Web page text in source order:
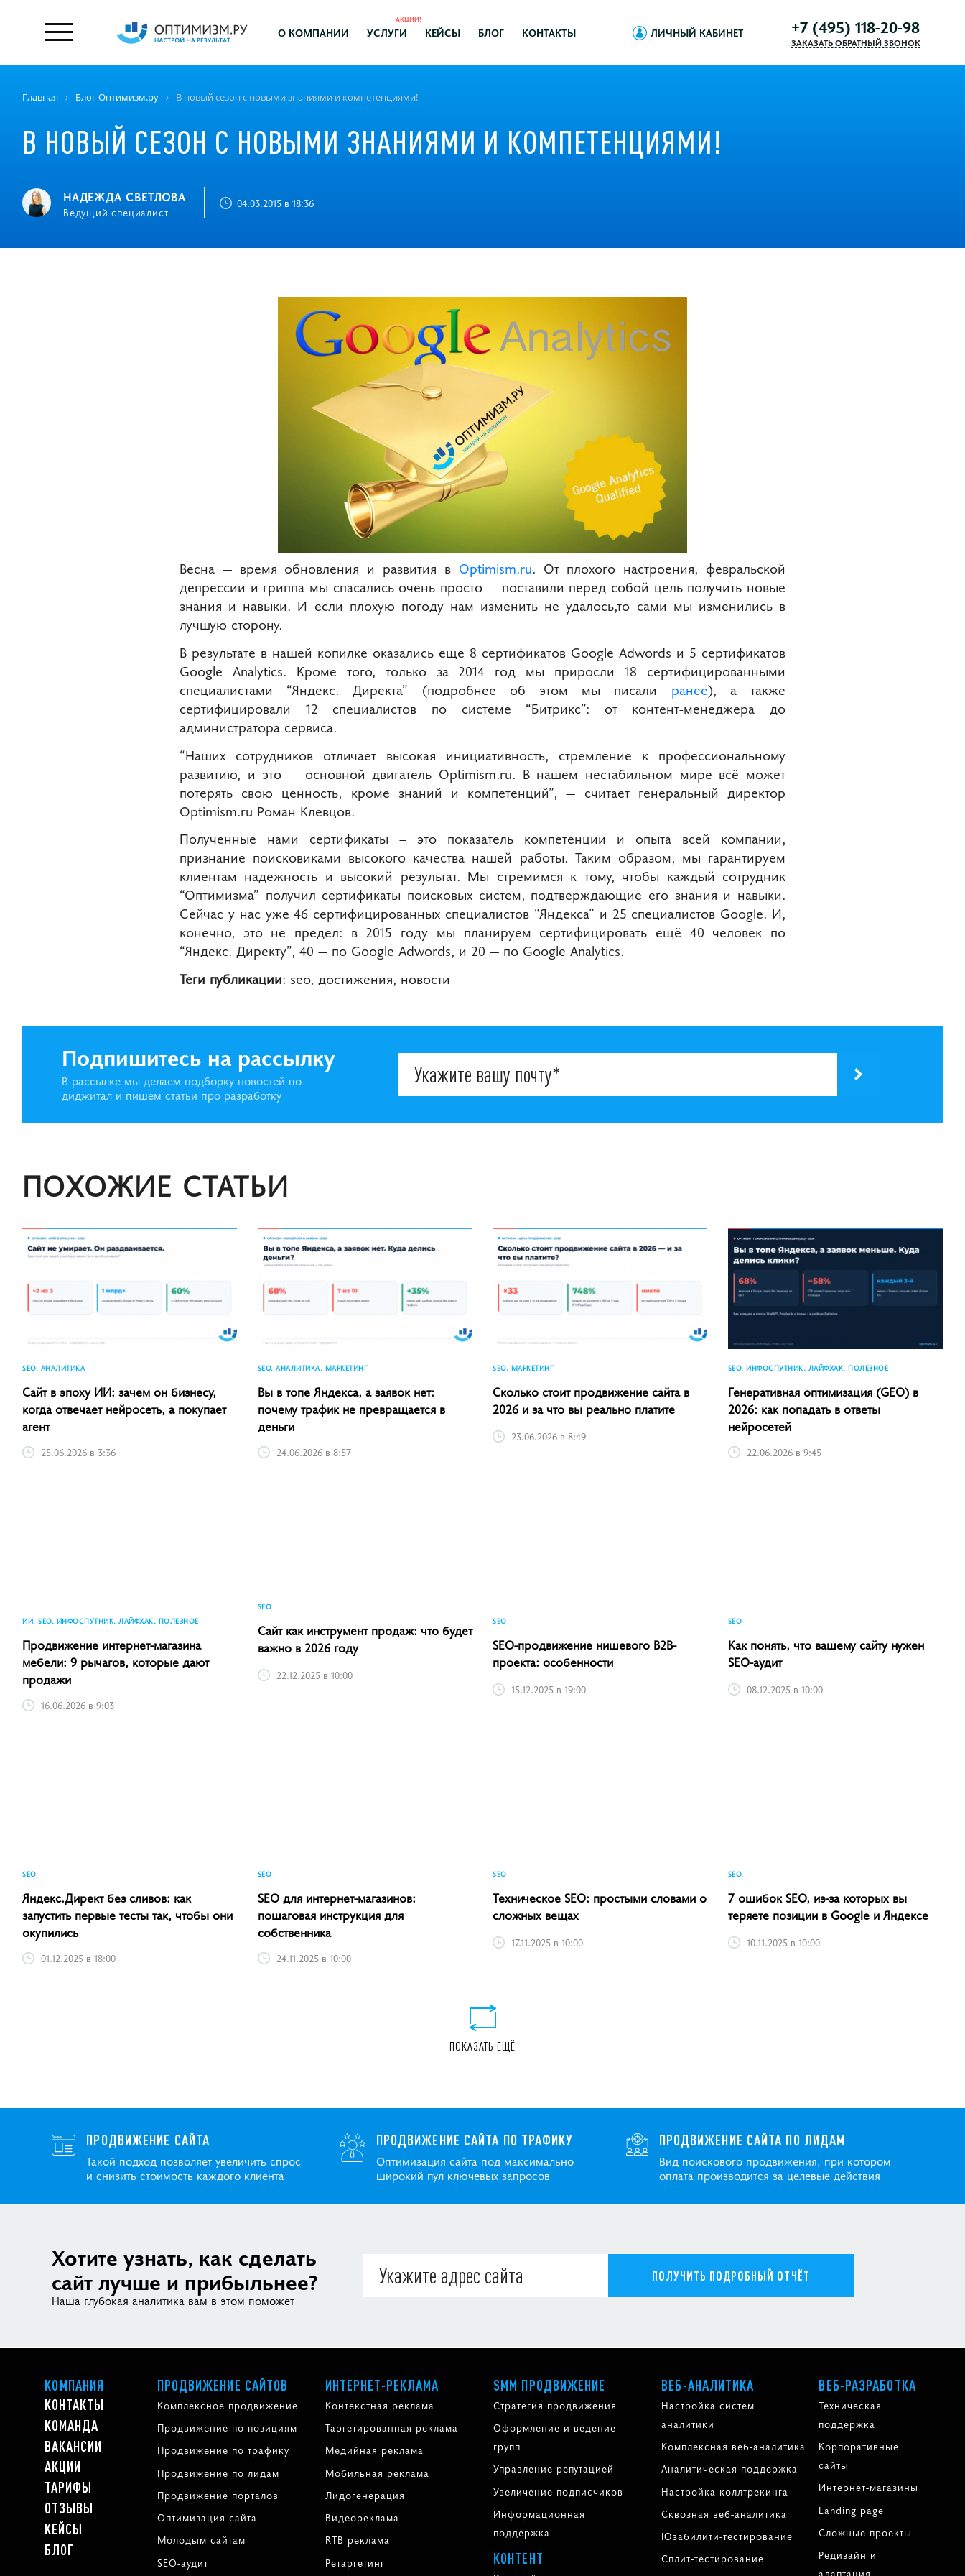
О КОМПАНИИ УСЛУГИ
АКЦИИ!
КЕЙСЫ БЛОГ КОНТАКТЫ ЛИЧНЫЙ КАБИНЕТ +7 (495) 118-20-98
ЗАКАЗАТЬ ОБРАТНЫЙ ЗВОНОК
Главная Блог Оптимизм.ру В новый сезон с новыми знаниями и компетенциями!
В НОВЫЙ СЕЗОН С НОВЫМИ ЗНАНИЯМИ И КОМПЕТЕНЦИЯМИ!
НАДЕЖДА СВЕТЛОВА
Ведущий специалист
04.03.2015 в 18:36
Весна ― время обновления и развития в Optimism.ru. От плохого настроения, февральской
депрессии и гриппа мы спасались очень просто ― поставили перед собой цель получить новые
знания и навыки. И если плохую погоду нам изменить не удалось,то сами мы изменились в
лучшую сторону.
В результате в нашей копилке оказались еще 8 сертификатов Google Adwords​ и 5 сертификатов
Google Analytics​. Кроме того, только за 2014 год мы приросли 18 сертифицированными
специалистами “Яндекс. Директа” (подробнее об этом мы писали ранее), а также
сертифицировали 12 специалистов по системе “Битрикс”: от контент-менеджера до
администратора сервиса.
“Наших сотрудников отличает высокая инициативность, стремление к профессиональному
развитию, и это ― основной двигатель Optimism.ru. В нашем нестабильном мире всё может
потерять свою ценность, кроме знаний и компетенций”, ― считает генеральный директор
Optimism.ru Роман Клевцов.
Полученные нами сертификаты – это показатель компетенции и опыта всей компании,
признание поисковиками высокого качества нашей работы. Таким образом, мы гарантируем
клиентам надежность и высокий результат. Мы стремимся к тому, чтобы каждый сотрудник
“Оптимизма” получил сертификаты поисковых систем, подтверждающие его знания и навыки.
Сейчас у нас уже 46 сертифицированных специалистов “Яндекса” и 25 специалистов Google. И,
конечно, это не предел: в 2015 году мы планируем сертифицировать ещё 40 человек по
“Яндекс. Директу”, 40 ― по Google Adwords, и 20 ― по Google Analytics.
Теги публикации: seo, достижения, новости
Подпишитесь на рассылку
В рассылке мы делаем подборку новостей по
диджитал и пишем статьи про разработку
ПОХОЖИЕ СТАТЬИ
SEO, АНАЛИТИКА
Сайт в эпоху ИИ: зачем он бизнесу,
когда отвечает нейросеть, а покупает
агент
25.06.2026 в 3:36
SEO, АНАЛИТИКА, МАРКЕТИНГ
Вы в топе Яндекса, а заявок нет:
почему трафик не превращается в
деньги
24.06.2026 в 8:57
SEO, МАРКЕТИНГ
Сколько стоит продвижение сайта в
2026 и за что вы реально платите
23.06.2026 в 8:49
SEO, ИНФОСПУТНИК, ЛАЙФХАК, ПОЛЕЗНОЕ
Генеративная оптимизация (GEO) в
2026: как попадать в ответы
нейросетей
22.06.2026 в 9:45
ИИ, SEO, ИНФОСПУТНИК, ЛАЙФХАК, ПОЛЕЗНОЕ
Продвижение интернет-магазина
мебели: 9 рычагов, которые дают
продажи
16.06.2026 в 9:03
Сайт как инструмент продаж: что будет
важно в 2026 году
SEO
SEO-продвижение нишевого B2B-
проекта: особенности
15.12.2025 в 19:00
SEO
Как понять, что вашему сайту нужен
SEO-аудит
08.12.2025 в 10:00
SEO
Яндекс.Директ без сливов: как
запустить первые тесты так, чтобы они
окупились
01.12.2025 в 18:00
SEO
SEO для интернет-магазинов:
пошаговая инструкция для
собственника
24.11.2025 в 10:00
SEO
Техническое SEO: простыми словами о
сложных вещах
17.11.2025 в 10:00
SEO
7 ошибок SEO, из-за которых вы
теряете позиции в Google и Яндексе
10.11.2025 в 10:00
ПОКАЗАТЬ ЕЩЁ
ПРОДВИЖЕНИЕ САЙТА
Такой подход позволяет увеличить спрос
и снизить стоимость каждого клиента
ПРОДВИЖЕНИЕ САЙТА ПО ТРАФИКУ
Оптимизация сайта под максимально
широкий пул ключевых запросов
ПРОДВИЖЕНИЕ САЙТА ПО ЛИДАМ
Вид поискового продвижения, при котором
оплата производится за целевые действия
Хотите узнать, как сделать
сайт лучше и прибыльнее?
Наша глубокая аналитика вам в этом поможет
ПОЛУЧИТЬ ПОДРОБНЫЙ ОТЧЁТ
КОМПАНИЯ
КОНТАКТЫ
КОМАНДА
ВАКАНСИИ
АКЦИИ
ТАРИФЫ
ОТЗЫВЫ
КЕЙСЫ
БЛОГ
ПРОДВИЖЕНИЕ САЙТОВ
Комплексное продвижение
Продвижение по позициям
Продвижение по трафику
Продвижение по лидам
Продвижение порталов
Оптимизация сайта
Молодым сайтам
SEO-аудит
ИНТЕРНЕТ-РЕКЛАМА
Контекстная реклама
Таргетированная реклама
Медийная реклама
Мобильная реклама
Лидогенерация
Видеореклама
RTB реклама
Ретаргетинг
SMM ПРОДВИЖЕНИЕ
Стратегия продвижения
Оформление и ведение
групп
Управление репутацией
Увеличение подписчиков
Информационная
поддержка
КОНТЕНТ
ВЕБ-АНАЛИТИКА
Настройка систем
аналитики
Комплексная веб-аналитика
Аналитическая поддержка
Настройка коллтрекинга
Сквозная веб-аналитика
Юзабилити-тестирование
Сплит-тестирование
ВЕБ-РАЗРАБОТКА
Техническая
поддержка
Корпоративные
сайты
Интернет-магазины
Landing page
Сложные проекты
Редизайн и